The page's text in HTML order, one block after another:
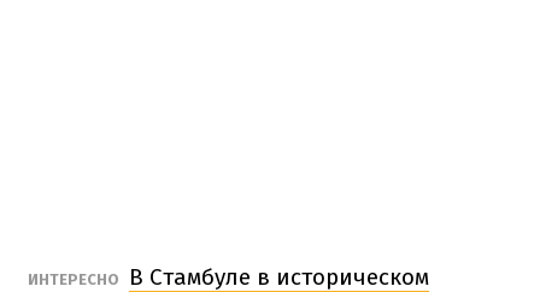
ИНТЕРЕСНО
В Стамбуле в историческом